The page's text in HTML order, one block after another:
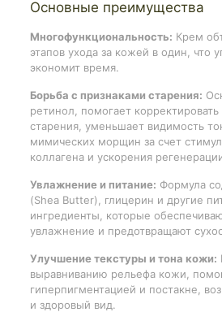
Основные преимущества
Многофункциональность: Крем
этапов ухода за кожей в один, что
экономит время.
Борьба с признаками старения:
ретинол, помогает
старения, уменьшает видимость
мимических морщин за счет
коллагена и ускорения
Увлажнение и питание: Формула
(Shea Butter), глицерин и другие
ингредиенты, которые
увлажнение и предотвращают
Улучшение текстуры и тона кожи:
выравниванию рельефа кожи,
гиперпигментацией и постакне,
и здоровый вид.